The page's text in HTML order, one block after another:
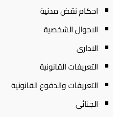
احكام نقض مدنية
الاحوال الشخصية
الادارى
التعريفات القانونية
التعريفات والدفوع القانونية
الجنائى